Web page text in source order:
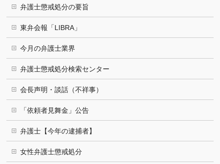
弁護士懲戒処分の要旨
東弁会報「LIBRA」
今月の弁護士業界
弁護士懲戒処分検索センター
会長声明・談話（不祥事）
「依頼者見舞金」公告
弁護士【今年の逮捕者】
女性弁護士懲戒処分